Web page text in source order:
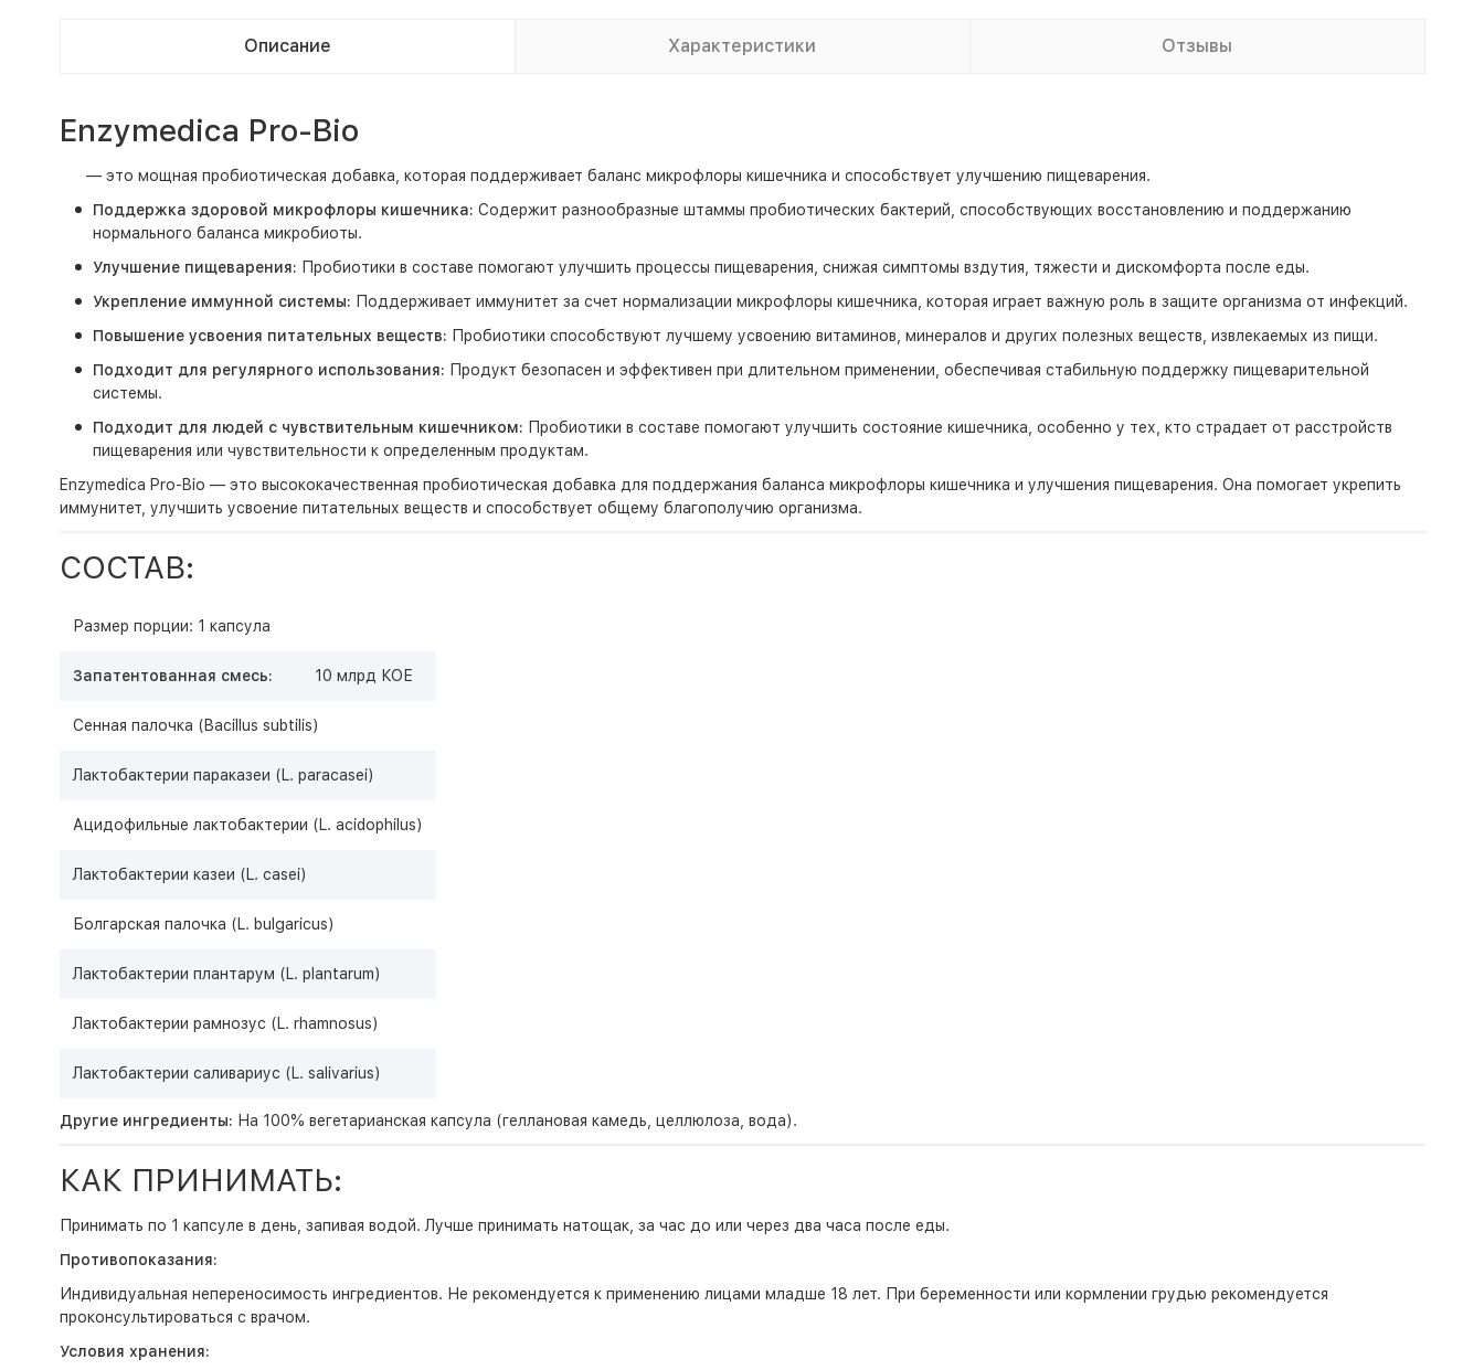
Описание Характеристики Отзывы
Enzymedica Pro-Bio
— это мощная пробиотическая добавка, которая поддерживает баланс микрофлоры кишечника и способствует улучшению пищеварения.
Поддержка здоровой микрофлоры кишечника: Содержит разнообразные штаммы пробиотических бактерий, способствующих восстановлению и поддержанию
нормального баланса микробиоты.
Улучшение пищеварения: Пробиотики в составе помогают улучшить процессы пищеварения, снижая симптомы вздутия, тяжести и дискомфорта после еды.
Укрепление иммунной системы: Поддерживает иммунитет за счет нормализации микрофлоры кишечника, которая играет важную роль в защите организма от инфекций.
Повышение усвоения питательных веществ: Пробиотики способствуют лучшему усвоению витаминов, минералов и других полезных веществ, извлекаемых из пищи.
Подходит для регулярного использования: Продукт безопасен и эффективен при длительном применении, обеспечивая стабильную поддержку пищеварительной
системы.
Подходит для людей с чувствительным кишечником: Пробиотики в составе помогают улучшить состояние кишечника, особенно у тех, кто страдает от расстройств
пищеварения или чувствительности к определенным продуктам.
Enzymedica Pro-Bio — это высококачественная пробиотическая добавка для поддержания баланса микрофлоры кишечника и улучшения пищеварения. Она помогает укрепить
иммунитет, улучшить усвоение питательных веществ и способствует общему благополучию организма.
СОСТАВ:
Размер порции: 1 капсула
Запатентованная смесь: 10 млрд КОЕ
Сенная палочка (Bacillus subtilis)
Лактобактерии параказеи (L. paracasei)
Ацидофильные лактобактерии (L. acidophilus)
Лактобактерии казеи (L. casei)
Болгарская палочка (L. bulgaricus)
Лактобактерии плантарум (L. plantarum)
Лактобактерии рамнозус (L. rhamnosus)
Лактобактерии саливариус (L. salivarius)
Другие ингредиенты: На 100% вегетарианская капсула (геллановая камедь, целлюлоза, вода).
КАК ПРИНИМАТЬ:
Принимать по 1 капсуле в день, запивая водой. Лучше принимать натощак, за час до или через два часа после еды.
Противопоказания:
Индивидуальная непереносимость ингредиентов. Не рекомендуется к применению лицами младше 18 лет. При беременности или кормлении грудью рекомендуется
проконсультироваться с врачом.
Условия хранения: